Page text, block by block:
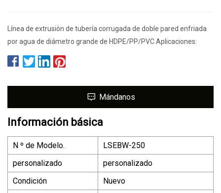
Línea de extrusión de tubería corrugada de doble pared enfriada
por agua de diámetro grande de HDPE/PP/PVC Aplicaciones:
Mándanos
Información básica
N º de Modelo.
LSEBW-250
personalizado
personalizado
Condición
Nuevo